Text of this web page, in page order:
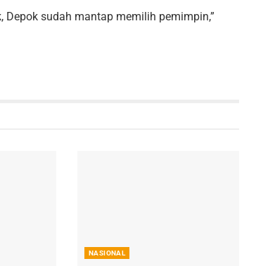
sudah mantap memilih pemimpin,”
NASIONAL